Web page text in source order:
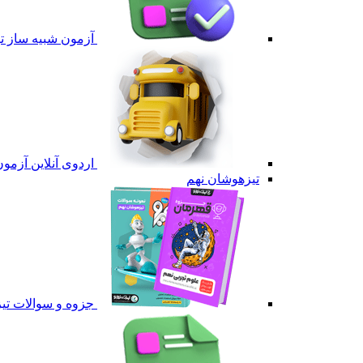
آزمون شبیه
اردوی آنلاین
تیزهوشان نهم
جزوه و سوالات